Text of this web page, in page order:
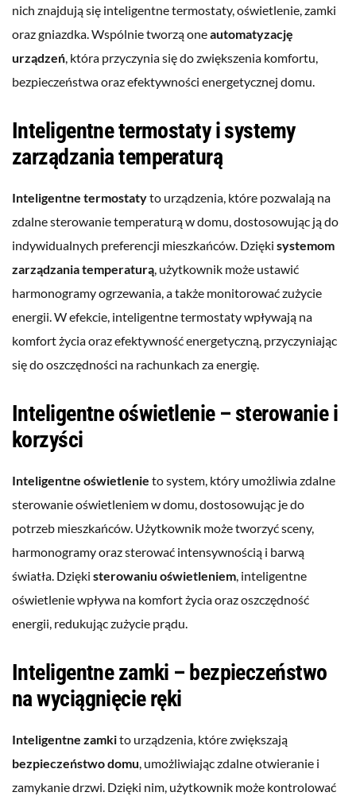
nich znajdują się inteligentne termostaty, oświetlenie, zamki
oraz gniazdka. Wspólnie tworzą oneautomatyzację
urządzeń, która przyczynia się do zwiększenia komfortu,
bezpieczeństwa oraz efektywności energetycznej domu.
Inteligentne termostaty i systemy
zarządzania temperaturą
Inteligentne termostatyto urządzenia, które pozwalają na
zdalne sterowanie temperaturą w domu, dostosowując ją do
indywidualnych preferencji mieszkańców. Dzięki systemom
zarządzania temperaturą, użytkownik może ustawić
harmonogramy ogrzewania, a także monitorować zużycie
energii. W efekcie, inteligentne termostaty wpływają na
komfort życia oraz efektywność energetyczną, przyczyniając
się do oszczędności na rachunkach za energię.
Inteligentne oświetlenie – sterowanie i
korzyści
Inteligentne oświetlenie to system, który umożliwia zdalne
sterowanie oświetleniem w domu, dostosowując je do
potrzeb mieszkańców. Użytkownik może tworzyć sceny,
harmonogramy oraz sterować intensywnością i barwą
światła. Dzięki sterowaniu oświetleniem, inteligentne
oświetlenie wpływa na komfort życia oraz oszczędność
energii, redukując zużycie prądu.
Inteligentne zamki – bezpieczeństwo
na wyciągnięcie ręki
Inteligentne zamkito urządzenia, które zwiększają
bezpieczeństwo domu, umożliwiając zdalne otwieranie i
zamykanie drzwi. Dzięki nim, użytkownik może kontrolować